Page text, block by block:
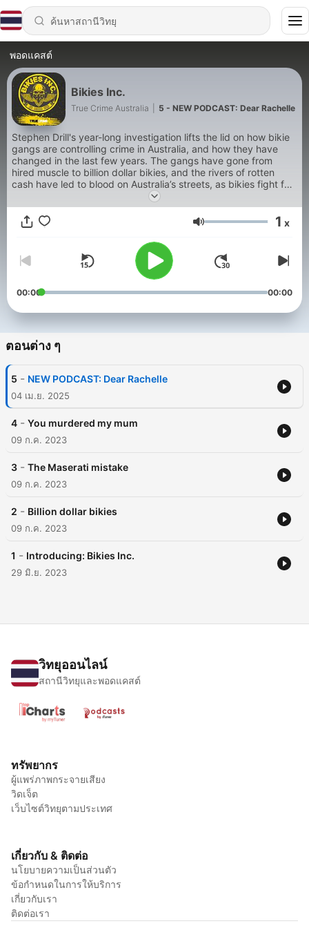
พอดแคสต์
Bikies Inc.
True Crime Australia 5 - NEW PODCAST: Dear Rachelle
Stephen Drill's year-long investigation lifts the lid on how bikie
gangs are controlling crime in Australia, and how they have
changed in the last few years. The gangs have gone from
hired muscle to billion dollar bikies, and the rivers of rotten
cash have led to blood on Australia’s streets, as bikies fight for
power. Bikies Inc follows the money - the billions of dollars that
bikies are making out of cocaine and ice, and as Stephen
starts looking into the gangs, their violence erupts across the
country, with shootings at funerals and innocent bystanders
dying at the hands of the violent gangs.
ระดับเสียง 1 x
00:00 00:00
ตอนต่าง ๆ
5 - NEW PODCAST: Dear Rachelle
04 เม.ย. 2025
4 - You murdered my mum
09 ก.ค. 2023
3 - The Maserati mistake
09 ก.ค. 2023
2 - Billion dollar bikies
09 ก.ค. 2023
1 - Introducing: Bikies Inc.
29 มิ.ย. 2023
วิทยุออนไลน์
สถานีวิทยุและพอดแคสต์
ทรัพยากร
ผู้แพร่ภาพกระจายเสียง
วิดเจ็ต
เว็บไซต์วิทยุตามประเทศ
เกี่ยวกับ & ติดต่อ
นโยบายความเป็นส่วนตัว
ข้อกำหนดในการให้บริการ
เกี่ยวกับเรา
ติดต่อเรา